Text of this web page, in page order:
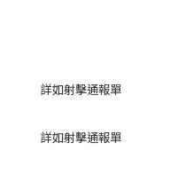
詳如射擊通報單
詳如射擊通報單